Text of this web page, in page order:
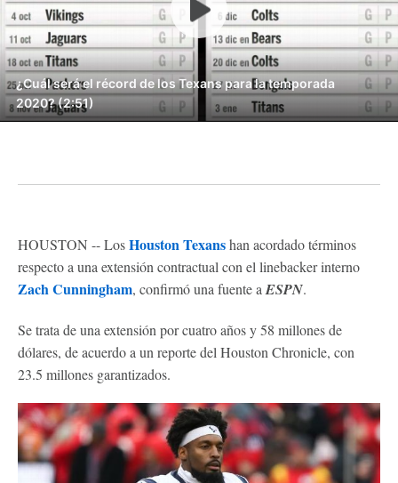
¿Cuál será el récord de los Texans para la temporada
2020? (2:51)
HOUSTON -- LosHouston Texanshan acordado términos
respecto a una extensión contractual con el linebacker interno
Zach Cunningham, confirmó una fuente a ESPN.
Se trata de una extensión por cuatro años y 58 millones de
dólares, de acuerdo a un reporte del Houston Chronicle, con
23.5 millones garantizados.